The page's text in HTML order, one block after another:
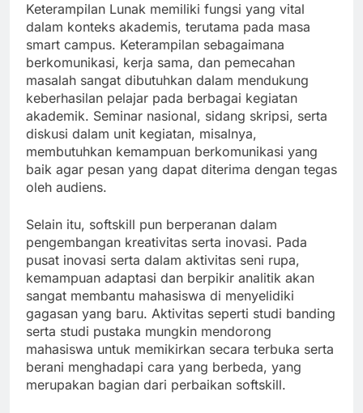
Keterampilan Lunak memiliki fungsi yang vital
dalam konteks akademis, terutama pada masa
smart campus. Keterampilan sebagaimana
berkomunikasi, kerja sama, dan pemecahan
masalah sangat dibutuhkan dalam mendukung
keberhasilan pelajar pada berbagai kegiatan
akademik. Seminar nasional, sidang skripsi, serta
diskusi dalam unit kegiatan, misalnya,
membutuhkan kemampuan berkomunikasi yang
baik agar pesan yang dapat diterima dengan tegas
oleh audiens.
Selain itu, softskill pun berperanan dalam
pengembangan kreativitas serta inovasi. Pada
pusat inovasi serta dalam aktivitas seni rupa,
kemampuan adaptasi dan berpikir analitik akan
sangat membantu mahasiswa di menyelidiki
gagasan yang baru. Aktivitas seperti studi banding
serta studi pustaka mungkin mendorong
mahasiswa untuk memikirkan secara terbuka serta
berani menghadapi cara yang berbeda, yang
merupakan bagian dari perbaikan softskill.